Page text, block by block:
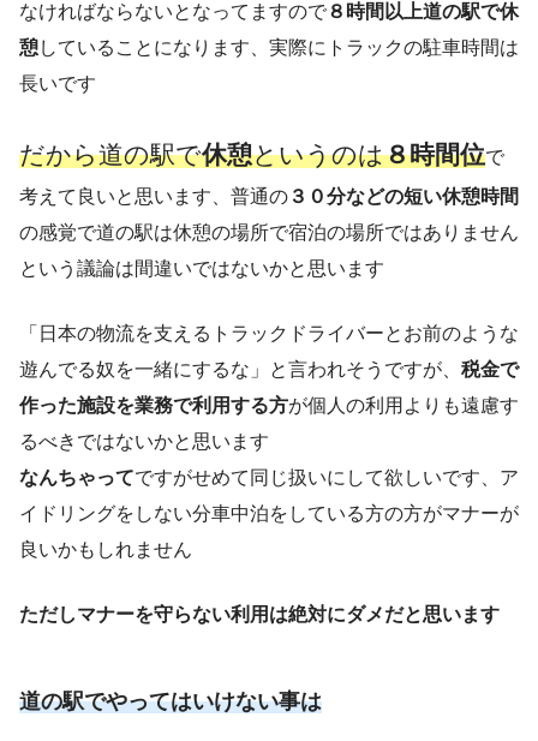
なければならないとなってますので８時間以上道の駅で休
憩していることになります、実際にトラックの駐車時間は
長いです
だから道の駅で休憩というのは８時間位で
考えて良いと思います、普通の ３０分などの短い休憩時間
の感覚で道の駅は休憩の場所で宿泊の場所ではありません
という議論は間違いではないかと思います
「日本の物流を支えるトラックドライバーとお前のような
遊んでる奴を一緒にするな」と言われそうですが、 税金で
作った施設を業務で利用する方が個人の利用よりも遠慮す
るべきではないかと思います
なんちゃってですがせめて同じ扱いにして欲しいです、ア
イドリングをしない分車中泊をしている方の方がマナーが
良いかもしれません
ただしマナーを守らない利用は絶対にダメだと思います
道の駅でやってはいけない事は